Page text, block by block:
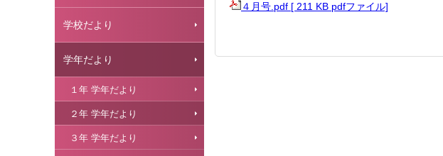
学校だより
学年だより
１年 学年だより
２年 学年だより
３年 学年だより
４月号.pdf [ 211 KB pdfファイル]